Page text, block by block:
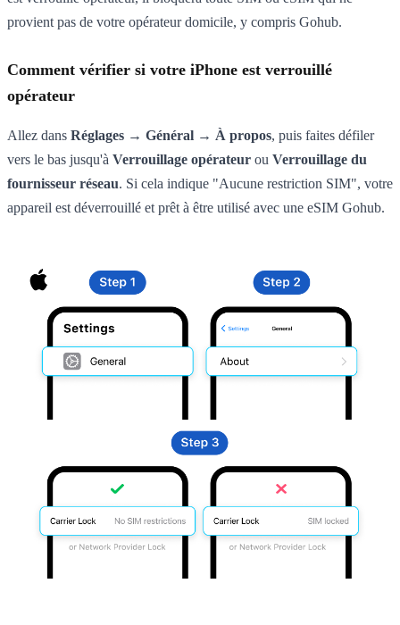
provient pas de votre opérateur domicile, y compris Gohub.
Comment vérifier si votre iPhone est verrouillé
opérateur
Allez dans Réglages → Général → À propos, puis faites défiler
vers le bas jusqu'à Verrouillage opérateur ou Verrouillage du
fournisseur réseau. Si cela indique "Aucune restriction SIM", votre
appareil est déverrouillé et prêt à être utilisé avec une eSIM Gohub.